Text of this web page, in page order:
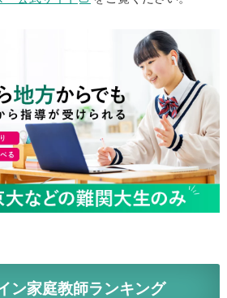
ン家庭教師ランキング